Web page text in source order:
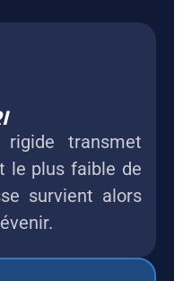
transmet
le plus faible de
survient alors